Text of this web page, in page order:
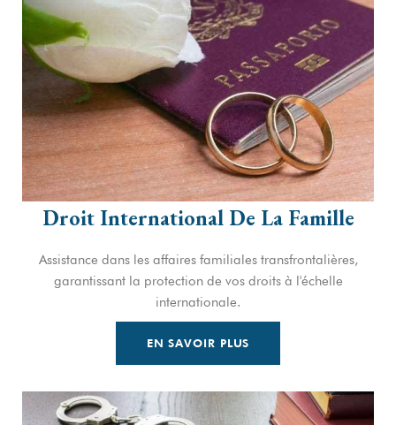
Droit International De La Famille
Assistance dans les affaires familiales transfrontalières,
garantissant la protection de vos droits à l'échelle
internationale.
EN SAVOIR PLUS